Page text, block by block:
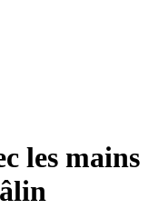
les mains